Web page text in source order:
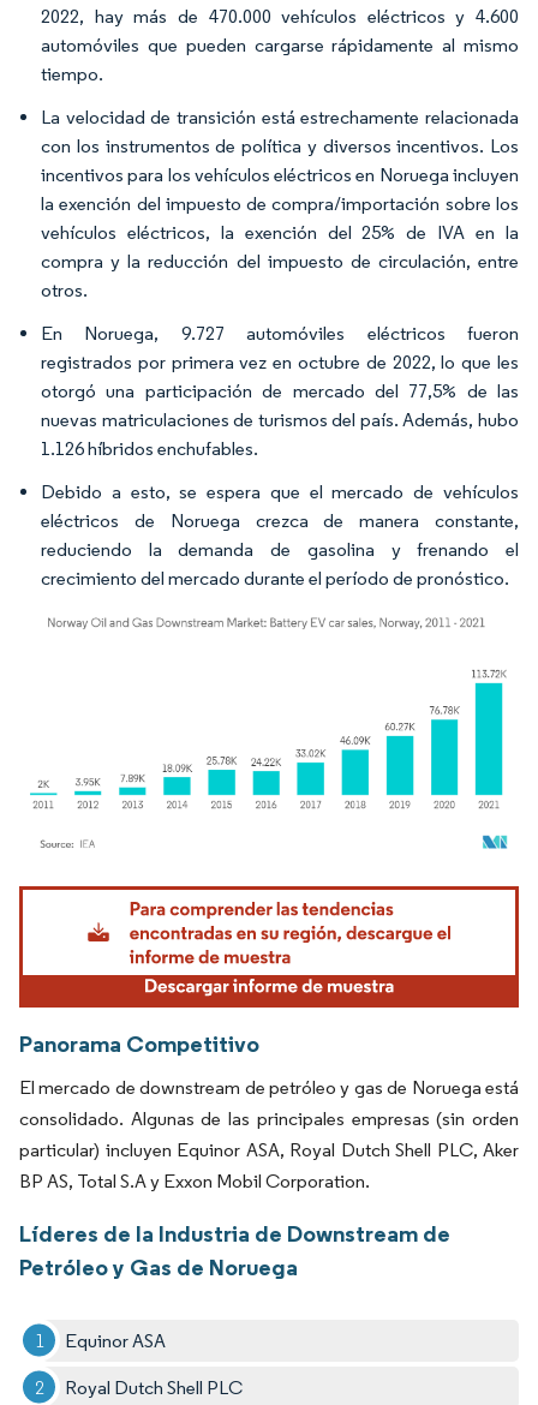
2022, hay más de 470.000 vehículos eléctricos y 4.600
automóviles que pueden cargarse rápidamente al mismo
tiempo.
La velocidad de transición está estrechamente relacionada
con los instrumentos de política y diversos incentivos. Los
incentivos para los vehículos eléctricos en Noruega incluyen
la exención del impuesto de compra/importación sobre los
vehículos eléctricos, la exención del 25% de IVA en la
compra y la reducción del impuesto de circulación, entre
otros.
En Noruega, 9.727 automóviles eléctricos fueron
registrados por primera vez en octubre de 2022, lo que les
otorgó una participación de mercado del 77,5% de las
nuevas matriculaciones de turismos del país. Además, hubo
1.126 híbridos enchufables.
Debido a esto, se espera que el mercado de vehículos
eléctricos de Noruega crezca de manera constante,
reduciendo la demanda de gasolina y frenando el
crecimiento del mercado durante el período de pronóstico.
Imagen © Mordor Intelligence. El uso requiere atribución según CC BY 4.0.
Panorama Competitivo
El mercado de downstream de petróleo y gas de Noruega está
consolidado. Algunas de las principales empresas (sin orden
particular) incluyen Equinor ASA, Royal Dutch Shell PLC, Aker
BP AS, Total S.A y Exxon Mobil Corporation.
Líderes de la Industria de Downstream de
Petróleo y Gas de Noruega
Equinor ASA
Royal Dutch Shell PLC